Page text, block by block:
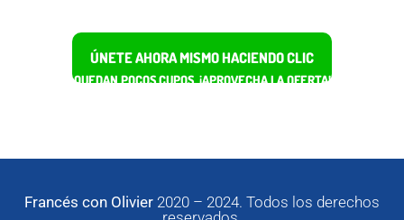
ÚNETE AHORA MISMO HACIENDO CLIC
QUEDAN POCOS CUPOS, ¡APROVECHA LA OFERTA!
Francés con Olivier 2020 – 2024. Todos los derechos